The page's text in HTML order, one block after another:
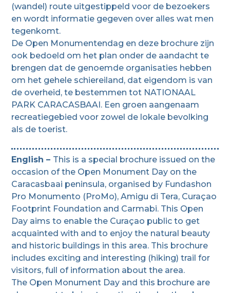
(wandel) route uitgestippeld voor de bezoekers
en wordt informatie gegeven over alles wat men
tegenkomt.
De Open Monumentendag en deze brochure zijn
ook bedoeld om het plan onder de aandacht te
brengen dat de genoemde organisaties hebben
om het gehele schiereiland, dat eigendom is van
de overheid, te bestemmen tot NATIONAAL
PARK CARACASBAAI. Een groen aangenaam
recreatiegebied voor zowel de lokale bevolking
als de toerist.
English – This is a special brochure issued on the
occasion of the Open Monument Day on the
Caracasbaai peninsula, organised by Fundashon
Pro Monumento (ProMo), Amigu di Tera, Curaçao
Footprint Foundation and Carmabi. This Open
Day aims to enable the Curaçao public to get
acquainted with and to enjoy the natural beauty
and historic buildings in this area. This brochure
includes exciting and interesting (hiking) trail for
visitors, full of information about the area.
The Open Monument Day and this brochure are